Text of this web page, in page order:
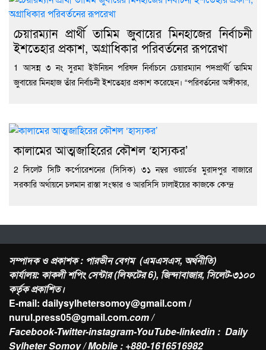
চেয়ারম্যান প্রার্থী তামিম জুবায়ের মিনহাজের নির্বাচনী
ইশতেহার প্রকাশ, অগ্রাধিকার পরিবর্তনের রূপরেখা
1 আসন্ন ৩ নং সুরমা ইউনিয়ন পরিষদ নির্বাচনে চেয়ারম্যান পদপ্রার্থী তামিম
জুবায়ের মিনহাজ তাঁর নির্বাচনী ইশতেহার প্রকাশ করেছেন। “পরিবর্তনের অঙ্গীকার,
কালামের আত্মজাহিরের কৌশল ‘হাস্যকর’
2 সিলেট সিটি কর্পোরেশনের (সিসিক) ৩১ নম্বর ওয়ার্ডের মুরাদপুর বাজারে
সরকারি অর্থায়নে চলমান রাস্তা সংস্কার ও আরসিসি ঢালাইয়ের কাজকে কেন্দ্র
সম্পাদক ও প্রকাশক : পারভীন বেগম (এমএসএস, অর্থনীতি)
কার্যালয়: কাকলী শপিং সেন্টার (লিফটের 6), জিন্দাবাজার, সিলেট-৩১০০
কর্তৃক প্রকাশিত।
E-mail: dailysylhetersomoy@gmail.com /
nurul.press05@gmail.com.com /
Facebook-Twitter-instagram-YouTube-linkedin : Daily
Sylheter Somoy / Mobile : +880-1616516982